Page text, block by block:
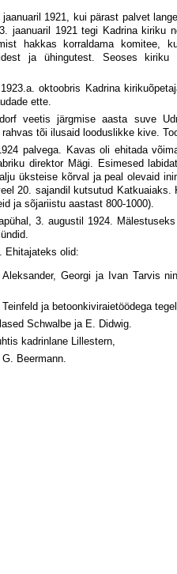
1921, kui pärast palvet
jaanuaril 1921 tegi Kadrina kiriku
hakkas korraldama komitee,
ja ühingutest. Seoses kiriku
oktoobris Kadrina
ette.
veetis järgmise aasta suve
tõi ilusaid looduslikke kive.
palvega. Kavas oli ehitada
direktor Mägi. Esimesed
üksteise kõrval ja peal olevaid
20. sajandil kutsutud
ja sõjariistu aastast 800-1000).
3. augustil 1924.
Ehitajateks olid:
Georgi ja Ivan Tarvis
ja betoonkiviraietöödega
Schwalbe ja E. Didwig.
kadrinlane Lillestern,
Beermann.